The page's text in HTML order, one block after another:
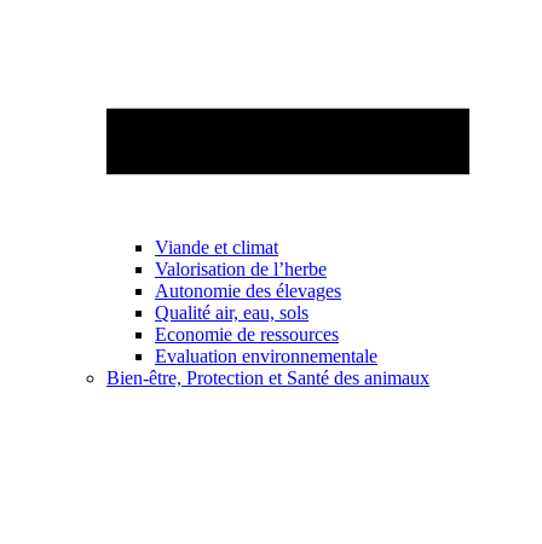
Viande et climat
Valorisation de l’herbe
Autonomie des élevages
Qualité air, eau, sols
Economie de ressources
Evaluation environnementale
Bien-être, Protection et Santé des animaux